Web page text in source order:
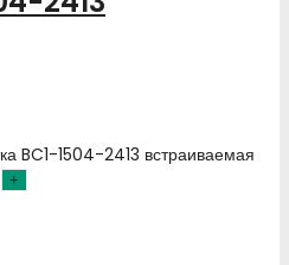
BC1-1504-2413 встраиваемая